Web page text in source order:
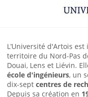
L’Université d'Artois
territoire du Nord-Pas
Douai, Lens et Liévin.
école d'ingénieurs, un
dix-sept centres de
Depuis sa création en